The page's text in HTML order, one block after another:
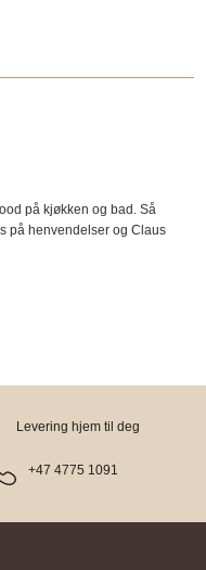
på kjøkken og bad. Så
på henvendelser og Claus
Levering hjem til deg
+47 4775 1091